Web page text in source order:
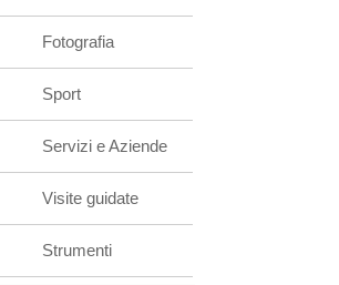
Fotografia
Sport
Servizi e Aziende
Visite guidate
Strumenti